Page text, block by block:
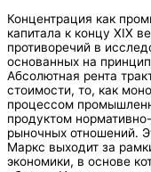
Концентрация как
капитала к концу XIX
противоречий в
основанных на
Абсолютная рента
стоимости, то, как
процессом
продуктом
рыночных отношений.
Маркс выходит за
экономики, в основе